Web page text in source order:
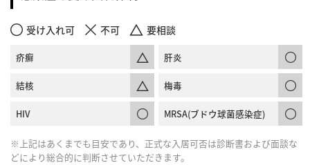
受け入れ可 不可 要相談
疥癬 肝炎
結核 梅毒
HIV MRSA(ブドウ球菌感染症)
※上記はあくまでも目安であり、正式な入居可否は診断書および面談な
どにより総合的に判断させていただきます。